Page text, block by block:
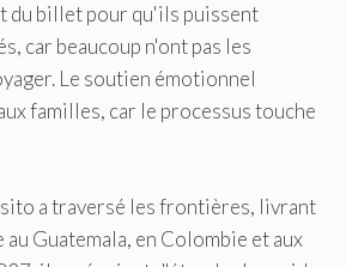
du billet pour qu'ils puissent
car beaucoup n'ont pas les
Le soutien émotionnel
familles, car le processus touche
a traversé les frontières, livrant
Guatemala, en Colombie et aux